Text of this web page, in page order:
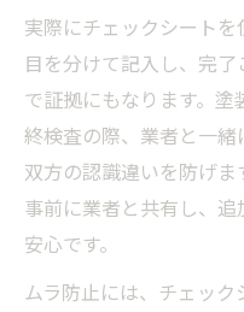
実際にチェックシート
目を分けて記入し、完
で証拠にもなります。
終検査の際、業者と一緒
双方の認識違いを防げま
事前に業者と共有し、
安心です。
ムラ防止には、チェッ